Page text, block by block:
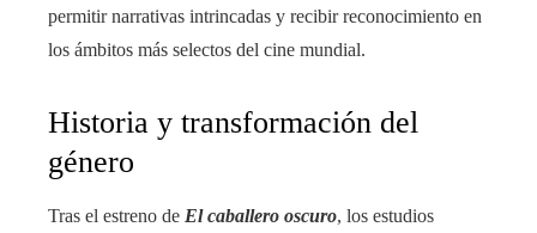
permitir narrativas intrincadas y recibir reconocimiento en
los ámbitos más selectos del cine mundial.
Historia y transformación del
género
Tras el estreno de El caballero oscuro, los estudios